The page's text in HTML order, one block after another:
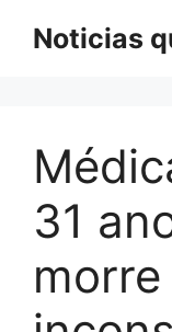
Noticias
31
morre